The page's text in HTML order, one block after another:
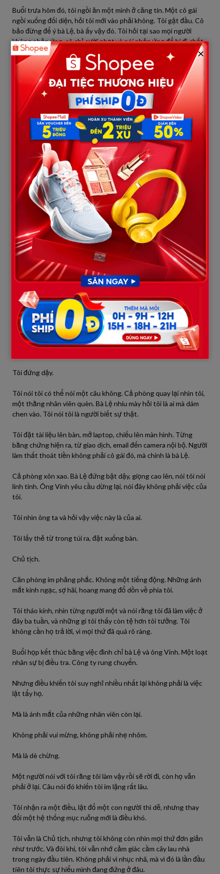
Buổi trưa hôm đó, tôi ngồi ăn một mình ở căng tin. Một cô gái
ngồi xuống đối diện, hỏi tôi mới vào phải không. Tôi gật đầu. Cô
bảo đừng để ý bà Lệ, bà ấy vậy đó. Tôi hỏi tại sao mọi người
không phản ứng, cô chỉ cười nhạt và nói phản ứng để bị đì chết
à.
Câu trả lời đó khiến tôi chú ý hơn.
Những ngày sau, tôi bắt đầu quan sát kỹ. Bà Lệ không chỉ sai vặt
nhân viên mà còn kiểm soát gần như toàn bộ phòng. Ai được
tuyển, ai bị đuổi, ai được tăng lương, ai bị trừ thưởng, tất cả đều
qua tay bà.
Một lần, tôi thấy một nhân viên nữ khóc trong phòng nghỉ. Cô
ấy bị trừ nửa tháng lương vì đi trễ, trong khi tôi biết rõ hôm đó
cô đến đúng giờ. Lý do rất đơn giản, bà Lệ không thích cô.
Tôi bắt đầu âm thầm điều tra. Những gì tôi tìm ra khiến tôi lạnh
người. Bà Lệ nhận tiền chạy việc. Ai muốn vào công ty phải đưa
tiền. Nhân viên muốn yên ổn cũng phải biết điều. Không chỉ vậy,
bà còn cấu kết với một số quản lý cấp cao để rút tiền từ quỹ nội
Điều khiến tôi bất ngờ hơn là người đứng sau bà không ai khác
chính là Phó Tổng giám đốc Vinh, một người trên giấy tờ sạch
sẽ và luôn tỏ ra chuẩn mực.
Cao trào đến vào một buổi họp lớn. Một nhân viên bị tố làm thất
thoát tiền, chính là cô gái đã ngồi ăn cùng tôi hôm đầu. Cô đứng
giữa phòng họp, mặt tái nhợt, liên tục nói mình bị oan. Bà Lệ cười
lạnh, nói bằng chứng rõ ràng rồi còn chối. Ông Vinh gật đầu, nói
công ty không thể giữ những người như vậy.
Tôi đứng dậy.
Tôi nói tôi có thể nói một câu không. Cả phòng quay lại nhìn tôi,
một thằng nhân viên quèn. Bà Lệ nhíu mày hỏi tôi là ai mà dám
chen vào. Tôi nói tôi là người biết sự thật.
Tôi đặt tài liệu lên bàn, mở laptop, chiếu lên màn hình. Từng
bằng chứng hiện ra, từ giao dịch, email đến camera nội bộ. Người
làm thất thoát tiền không phải cô gái đó, mà chính là bà Lệ.
Cả phòng xôn xao. Bà Lệ đứng bật dậy, giọng cao lên, nói tôi nói
linh tinh. Ông Vinh yêu cầu dừng lại, nói đây không phải việc của
tôi.
Tôi nhìn ông ta và hỏi vậy việc này là của ai.
Tôi lấy thẻ từ trong túi ra, đặt xuống bàn.
Chủ tịch.
Căn phòng im phăng phắc. Không một tiếng động. Những ánh
mắt kinh ngạc, sợ hãi, hoang mang đổ dồn về phía tôi.
Tôi tháo kính, nhìn từng người một và nói rằng tôi đã làm việc ở
đây ba tuần, và những gì tôi thấy còn tệ hơn tôi tưởng. Tôi
không cần họ trả lời, vì mọi thứ đã quá rõ ràng.
Buổi họp kết thúc bằng việc đình chỉ bà Lệ và ông Vinh. Một loạt
nhân sự bị điều tra. Công ty rung chuyển.
Nhưng điều khiến tôi suy nghĩ nhiều nhất lại không phải là việc
lật tẩy họ.
Mà là ánh mắt của những nhân viên còn lại.
Không phải vui mừng, không phải nhẹ nhõm.
Mà là dè chừng.
Một người nói với tôi rằng tôi làm vậy rồi sẽ rời đi, còn họ vẫn
phải ở lại. Câu nói đó khiến tôi im lặng rất lâu.
Tôi nhận ra một điều, lật đổ một con người thì dễ, nhưng thay
đổi một hệ thống mục ruỗng mới là điều khó.
Tôi vẫn là Chủ tịch, nhưng tôi không còn nhìn mọi thứ đơn giản
như trước. Và đôi khi, tôi vẫn nhớ cảm giác cầm cây lau nhà
trong ngày đầu tiên. Không phải vì nhục nhã, mà vì đó là lần đầu
tiên tôi thực sự hiểu mình đang đứng ở đâu.
×